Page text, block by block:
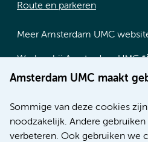
Amsterdam UMC maakt
Sommige van deze cookies
noodzakelijk. Andere
verbeteren. Ook gebruiken we
Route en parkeren
Meer Amsterdam UMC
Werken bij Amsterdam UMC
Over Amsterdam UMC
Research
Educatie locatie AMC
Educatie locatie VUmc